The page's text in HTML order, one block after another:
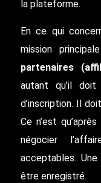
la plateforme.
En ce qui
mission
partenaires
autant qu’il
d’inscription. Il
Ce n’est
négocier
acceptables.
être enregistré.